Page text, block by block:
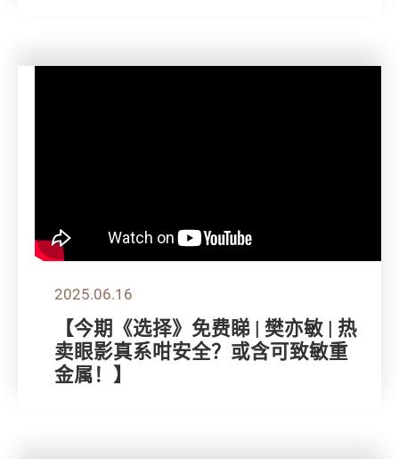
2025.06.16
【今期《选择》免费睇 | 樊亦敏 | 热
卖眼影真系咁安全？或含可致敏重
金属！】